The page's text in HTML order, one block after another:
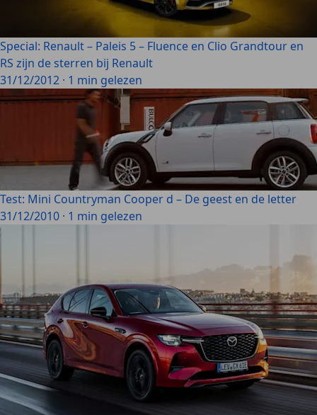
Special: Renault – Paleis 5 – Fluence en Clio Grandtour en
RS zijn de sterren bij Renault
31/12/2012 · 1 min gelezen
Test: Mini Countryman Cooper d – De geest en de letter
31/12/2010 · 1 min gelezen